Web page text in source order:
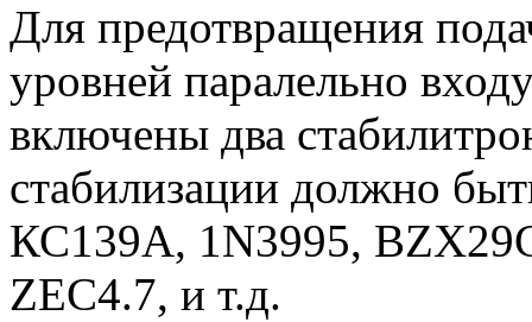
Для предотвращения
уровней паралельно
включены два
стабилизации должно
КС139А, 1N3995,
ZEC4.7, и т.д.